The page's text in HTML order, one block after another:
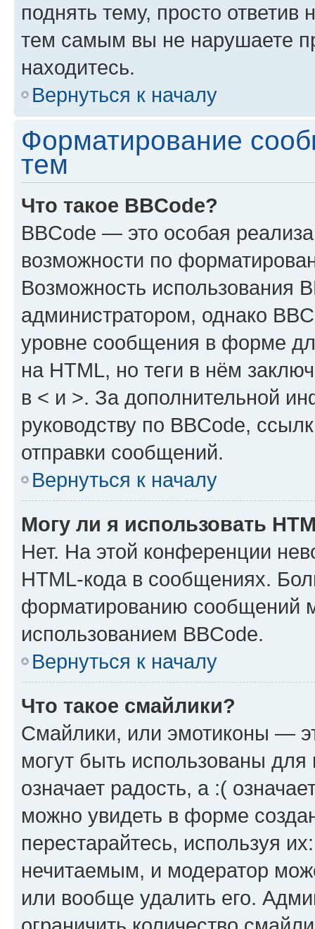
поднять тему, просто ответив
тем самым вы не нарушаете
находитесь.
Вернуться к началу
Форматирование
тем
Что такое BBCode?
BBCode — это особая
возможности по
Возможность использования
администратором, однако
уровне сообщения в форме
на HTML, но теги в нём
в < и >. За дополнительной
руководству по BBCode,
отправки сообщений.
Вернуться к началу
Могу ли я использовать
Нет. На этой конференции
HTML-кода в сообщениях.
форматированию сообщений
использованием BBCode.
Вернуться к началу
Что такое смайлики?
Смайлики, или эмотиконы —
могут быть использованы
означает радость, а :(
можно увидеть в форме
перестарайтесь, используя
нечитаемым, и модератор
или вообще удалить его.